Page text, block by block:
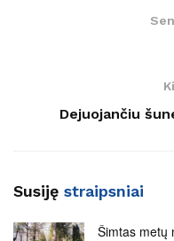
Dejuojančiu
Susiję straipsniai
Šimtas metų